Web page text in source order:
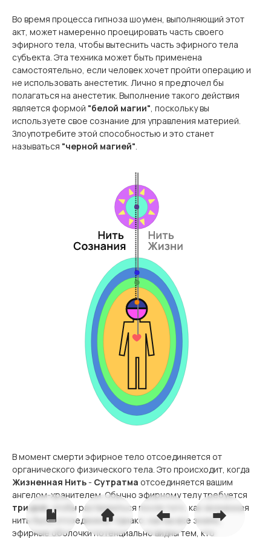
Во время процесса гипноза шоумен, выполняющий этот
акт, может намеренно проецировать часть своего
эфирного тела, чтобы вытеснить часть эфирного тела
субъекта. Эта техника может быть применена
самостоятельно, если человек хочет пройти операцию и
не использовать анестетик. Лично я предпочел бы
полагаться на анестетик. Выполнение такого действия
является формой "белой магии", поскольку вы
используете свое сознание для управления материей.
Злоупотребите этой способностью и это станет
называться "черной магией".
В момент смерти эфирное тело отсоединяется от
органического физического тела. Это происходит, когда
Жизненная Нить- Сутратма отсоединяется вашим
ангелом-хранителем. Обычно эфирному телутребуется
три дня, чтобы раствориться после того, как жизненная
нить была отсоединена. Однако, как мы все знаем,
эфирные оболочки потенциально видны тем, кто